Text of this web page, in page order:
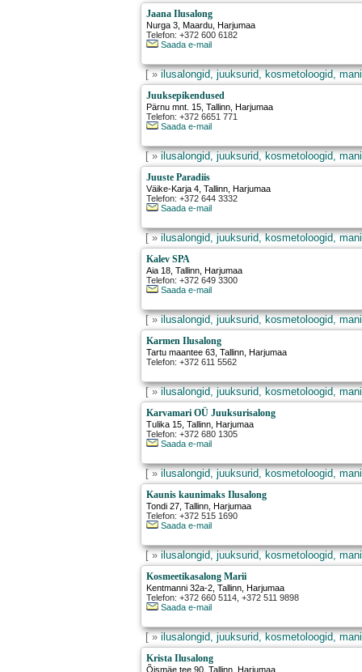
Jaana Ilusalong
Nurga 3 Maardu , Harjumaa
Telefon: +372 600 6182
Saada e-mail
[ »ilusalongid, juuksurid, kosmetoloogid,
Juuksepikendused
Pärnu mnt. 15 ,Tallinn , Harjumaa
Telefon: +372 6651 771
Saada e-mail
[ »ilusalongid, juuksurid, kosmetoloogid,
Juuste Paradiis
Väike-Karja 4 ,Tallinn , Harjumaa
Telefon: +372 644 3332
Saada e-mail
[ »ilusalongid, juuksurid, kosmetoloogid,
Kalev SPA
Aia 18 ,Tallinn , Harjumaa
Telefon: +372 649 3300
Saada e-mail
[ »ilusalongid, juuksurid, kosmetoloogid,
Karmen Ilusalong
Tartu maantee 63 ,Tallinn , Harjumaa
Telefon: +372 611 5562
[ »ilusalongid, juuksurid, kosmetoloogid,
Karvamari OÜ Juuksurisalong
Tulika 15 ,Tallinn , Harjumaa
Telefon: +372 680 1305
Saada e-mail
[ »ilusalongid, juuksurid, kosmetoloogid,
Kaunis kaunimaks Ilusalong
Tondi 27 ,Tallinn , Harjumaa
Telefon: +372 515 1690
Saada e-mail
[ »ilusalongid, juuksurid, kosmetoloogid,
Kosmeetikasalong Marii
Kentmanni 32a-2 ,Tallinn , Harjumaa
Telefon: +372 660 5114, +372 511 9898
Saada e-mail
[ »ilusalongid, juuksurid, kosmetoloogid,
Krista Ilusalong
Õismäe tee 90 ,Tallinn , Harjumaa